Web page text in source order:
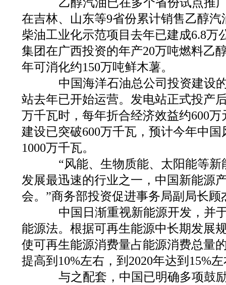
在吉林、山东等9省份累计销售乙醇汽
柴油工业化示范项目去年已建成6.8万
集团在广西投资的年产20万吨燃料乙
年可消化约150万吨鲜木薯。
中国海洋石油总公司投资建设
站去年已开始运营。发电站正式投产
万千瓦时，每年折合经济效益约600万
建设已突破600万千瓦，预计今年中
1000万千瓦。
“风能、生物质能、太阳能等新
发展最迅速的行业之一，中国新能源
会。”商务部投资促进事务局副局长顾
中国日渐重视新能源开发，并于
能源法。根据可再生能源中长期发展
使可再生能源消费量占能源消费总量
提高到10%左右，到2020年达到15%
与之配套，中国已明确多项鼓